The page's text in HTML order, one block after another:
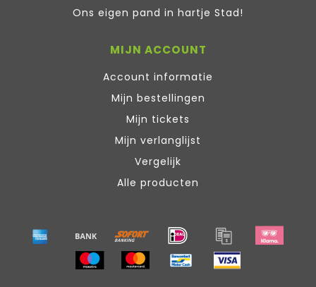
Ons eigen pand in hartje Stad!
MIJN ACCOUNT
Account informatie
Mijn bestellingen
Mijn tickets
Mijn verlanglijst
Vergelijk
Alle producten